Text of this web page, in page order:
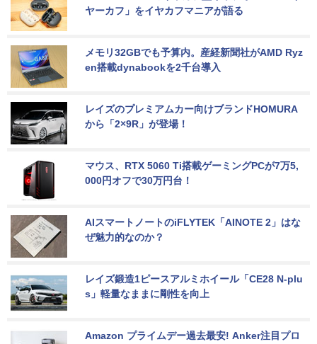
ヤーカフ」をイヤカフマニアが語る
メモリ32GBでも予算内。産経新聞社がAMD Ryz
en搭載dynabookを2千台導入
レイズのプレミアムカー向けブランドHOMURA
から「2×9R」が登場！
マウス、RTX 5060 Ti搭載ゲーミングPCが7万5,
000円オフで30万円台！
AIスマートノートのiFLYTEK「AINOTE 2」はな
ぜ魅力的なのか？
レイズ鍛造1ピースアルミホイール「CE28 N-plu
s」軽量なままに剛性を向上
Amazon プライムデー過去最安! Anker注目プロ